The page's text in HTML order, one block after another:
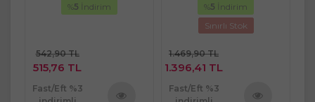
%5 İndirim
542,90 TL
515,76 TL
Fast/Eft %3
%5 İndirim
Sınırlı Stok
1.469,90 TL
1.396,41 TL
Fast/Eft %3